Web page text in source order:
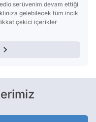
serüvenim devam ettiği
gelebilecek tüm incik
çekici içerikler